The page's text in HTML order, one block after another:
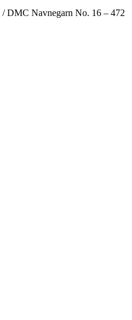
/ DMC Navnegarn No. 16 – 472